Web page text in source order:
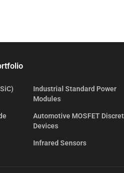
Industrial Standard Power
Modules
Automotive MOSFET
Devices
Infrared Sensors